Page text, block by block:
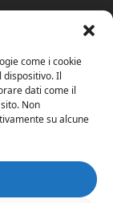
come i cookie
Il
dati come il
Non
su alcune